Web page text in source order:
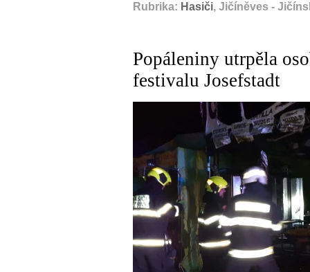
Rubrika: Hasiči, Jičíněves -
Popáleniny utrpěla
festivalu Josefstadt